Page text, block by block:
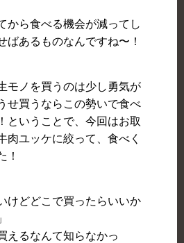
から食べる機会が減ってし
ばあるものなんですね〜！
モノを買うのは少し勇気が
せ買うならこの勢いで食べ
ということで、今回はお取
肉ユッケに絞って、食べく
！
けどどこで買ったらいいか
えるなんて知らなかっ